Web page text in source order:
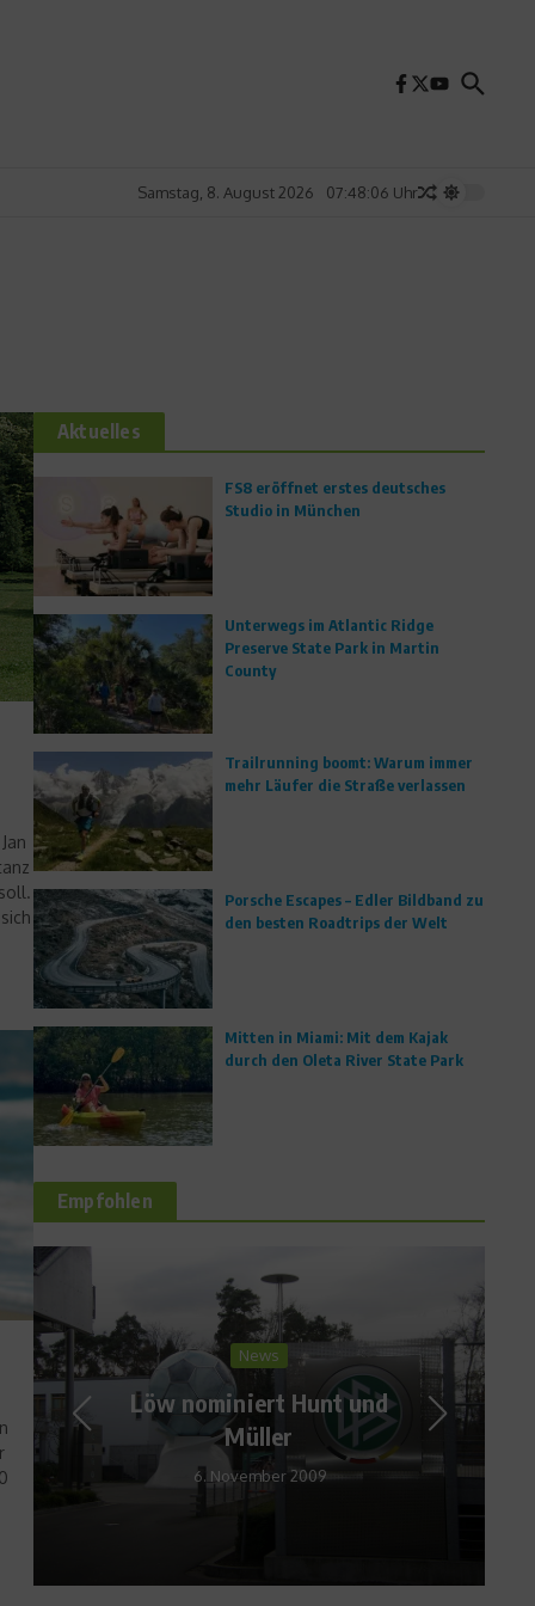
Samstag, 8. August 2026 07:48:08 Uhr
Aktuelles
FS8 eröffnet erstes deutsches
Studio in München
Unterwegs im Atlantic Ridge
Preserve State Park in Martin
County
Trailrunning boomt: Warum immer
mehr Läufer die Straße verlassen
Porsche Escapes – Edler Bildband zu
den besten Roadtrips der Welt
Mitten in Miami: Mit dem Kajak
durch den Oleta River State Park
Empfohlen
Fit und schlank
Das sind die Diät-Trends
2013
17. Mai 2013